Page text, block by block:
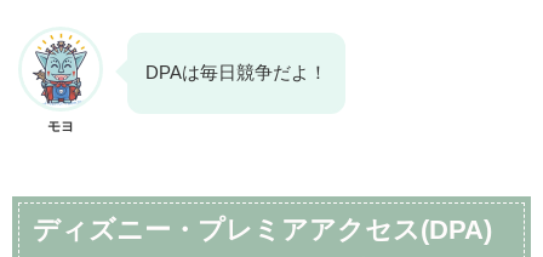
モヨ
DPAは毎日競争だよ！
ディズニー・プレミアアクセス(DPA)